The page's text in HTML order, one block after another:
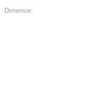
Dimensie: